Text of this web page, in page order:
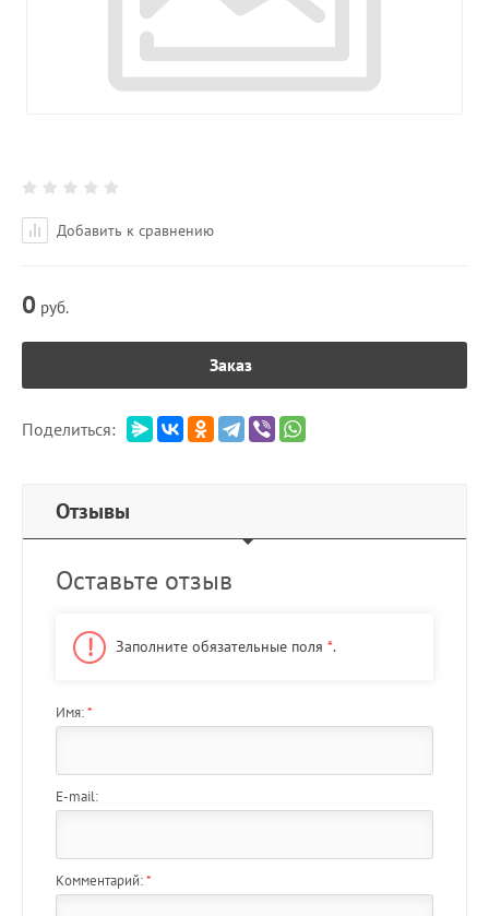
Добавить к сравнению
0 руб.
Заказ
Поделиться:
Отзывы
Оставьте отзыв
Заполните обязательные поля *.
Имя:*
E-mail:
Комментарий:*